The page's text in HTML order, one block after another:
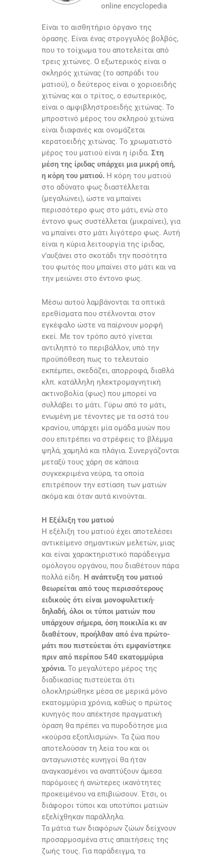
online encyclopedia
Είναι το αισθητήριο όργανο της
όρασης. Είναι ένας στρογγυλός βολβός,
που το τοίχωμα του αποτελείται από
τρεις χιτώνες. Ο εξωτερικός είναι ο
σκληρός χιτώνας (το ασπράδι του
ματιού), ο δεύτερος είναι ο χοριοειδής
χιτώνας και ο τρίτος, ο εσωτερικός,
είναι ο αμφιβληστροειδής χιτώνας. Το
μπροστινό μέρος του σκληρού χιτώνα
είναι διαφανές και ονομάζεται
κερατοειδής χιτώνας. Το χρωματιστό
μέρος του ματιού είναι η ίριδα. Στη
μέση της ίριδας υπάρχει μια μικρή οπή,
η κόρη του ματιού. Η κόρη του ματιού
στο αδύνατο φως διαστέλλεται
(μεγαλώνει), ώστε να μπαίνει
περισσότερο φως στο μάτι, ενώ στο
έντονο φως συστέλλεται (μικραίνει), για
να μπαίνει στο μάτι λιγότερο φως. Αυτή
είναι η κύρια λειτουργία της ίριδας,
ν’αυξάνει στο σκοτάδι την ποσότητα
του φωτός που μπαίνει στο μάτι και να
την μειώνει στο έντονο φως.
Μέσω αυτού λαμβάνονται τα οπτικά
ερεθίσματα που στέλνονται στον
εγκέφαλο ώστε να παίρνουν μορφή
εκεί. Με τον τρόπο αυτό γίνεται
αντιληπτό το περιβάλλον, υπό την
προϋπόθεση πως το τελευταίο
εκπέμπει, σκεδάζει, απορροφά, διαθλά
κλπ. κατάλληλη ηλεκτρομαγνητική
ακτινοβολία (φως) που μπορεί να
συλλάβει το μάτι. Γύρω από το μάτι,
ενωμένη με τένοντες με τα οστά του
κρανίου, υπάρχει μία ομάδα μυών που
σου επιτρέπει να στρέφεις το βλέμμα
ψηλά, χαμηλά και πλάγια. Συνεργάζονται
μεταξύ τους χάρη σε κάποια
συγκεκριμένα νεύρα, τα οποία
επιτρέπουν την εστίαση των ματιών
ακόμα και όταν αυτά κινούνται.
H Εξέλιξη του ματιού
Η εξέλιξη του ματιού έχει αποτελέσει
αντικείμενο σημαντικών μελετών, μιας
και είναι χαρακτηριστικό παράδειγμα
ομόλογου οργάνου, που διαθέτουν πάρα
πολλά είδη. Η ανάπτυξη του ματιού
θεωρείται από τους περισσότερους
ειδικούς ότι είναι μονοφυλετική·
δηλαδή, όλοι οι τύποι ματιών που
υπάρχουν σήμερα, όση ποικιλία κι αν
διαθέτουν, προήλθαν από ένα πρώτο-
μάτι που πιστεύεται ότι εμφανίστηκε
πριν από περίπου 540 εκατομμύρια
χρόνια. Το μεγαλύτερο μέρος της
διαδικασίας πιστεύεται ότι
ολοκληρώθηκε μέσα σε μερικά μόνο
εκατομμύρια χρόνια, καθώς ο πρώτος
κυνηγός που απέκτησε πραγματική
όραση θα πρέπει να πυροδότησε μια
«κούρσα εξοπλισμών». Τα ζώα που
αποτελούσαν τη λεία του και οι
ανταγωνιστές κυνηγοί θα ήταν
αναγκασμένοι να αναπτύξουν άμεσα
παρόμοιες ή ανώτερες ικανότητες
προκειμένου να επιβιώσουν. Έτσι, οι
διάφοροι τύποι και υποτύποι ματιών
εξελίχθηκαν παράλληλα.
Τα μάτια των διαφόρων ζώων δείχνουν
προσαρμοσμένα στις απαιτήσεις της
ζωής τους. Για παράδειγμα, τα